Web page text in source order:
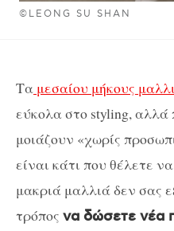
©LEONG SU SHAN
Τα μεσαίου μήκους
εύκολα στο styling, αλλά
μοιάζουν «χωρίς
είναι κάτι που θέλετε
μακριά μαλλιά δεν σας
τρόπος να δώσετε νέα